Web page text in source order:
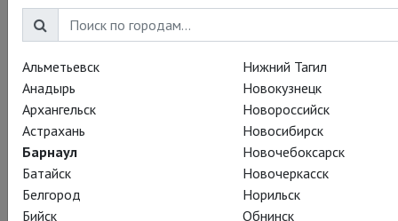
30.11.2015
Призраки. Премьера
завтра
...Жизнь фру Элене Алвинг проходит в тени фигуры её
давно скончавшегося мужа – добряка и благодетеля для
окружающих, пьяницы и развратника для его супруги. К
приезду своего взрослого сына Освальда, постигающего в
Париже премудрости профессии живописца, Элене решает
Альметьевск
Анадырь
Архангельск
Астрахань
Барнаул
Батайск
Белгород
Бийск
Нижний Тагил
Новокузнецк
Новороссийск
Новосибирск
Новочебоксарск
Новочеркасск
Норильск
Обнинск